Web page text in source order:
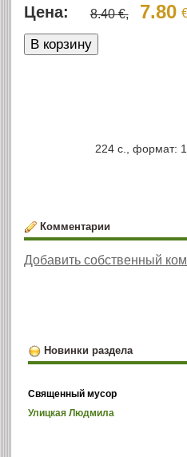
Цена: 8.40 €, 7.80
224 с., формат:
Комментарии
Добавить собственный
Новинки раздела
Священный мусор
Улицкая Людмила